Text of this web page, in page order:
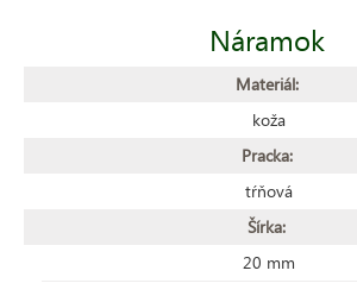
Náramok
Materiál:
koža
Pracka:
tŕňová
Šírka:
20 mm